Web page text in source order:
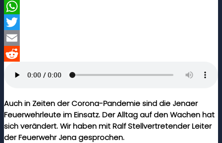
Facebook
WhatsApp
Twitter
Email
Auch in Zeiten der Corona-Pandemie sind die Jenaer
Feuerwehrleute im Einsatz. Der Alltag auf den Wachen hat
sich verändert. Wir haben mit Ralf Stellvertretender Leiter
der Feuerwehr Jena gesprochen.